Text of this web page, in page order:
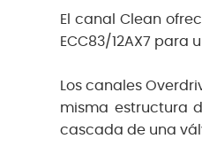
El canal Clean
ECC83/12AX7
Los canales
misma estructura
cascada de una